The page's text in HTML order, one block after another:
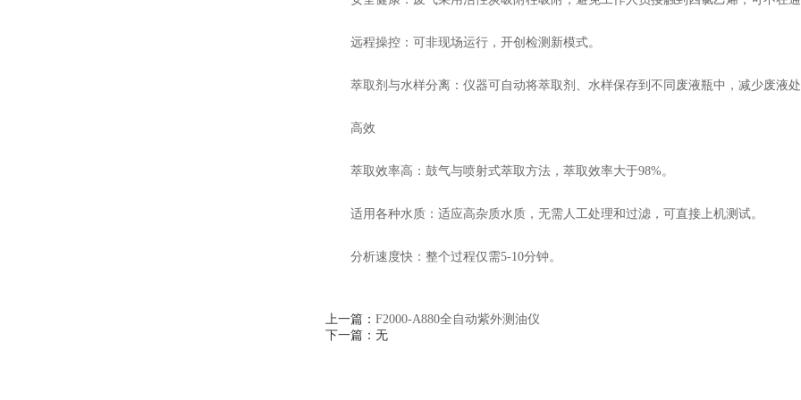
远程操控：可非现场运行，开创检测新模式。
萃取剂与水样分离：仪器可自动将萃取剂、水样保存到不同废液瓶中，减少废液
高效
萃取效率高：鼓气与喷射式萃取方法，萃取效率大于98%。
适用各种水质：适应高杂质水质，无需人工处理和过滤，可直接上机测试。
分析速度快：整个过程仅需5-10分钟。
上一篇： F2000-A880全自动紫外测油仪
下一篇：无